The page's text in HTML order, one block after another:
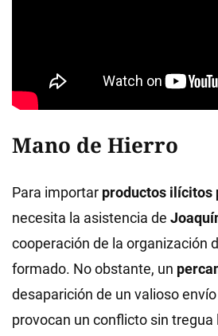
Mano de Hierro
Para importar productos ilícitos
necesita la asistencia de
cooperación de la organización
formado. No obstante, un
desaparición de un valioso
provocan un conflicto sin